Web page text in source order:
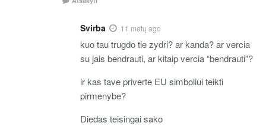
Svirba 11 metų ago
kuo tau trugdo tie zydri? ar kanda? ar vercia
su jais bendrauti, ar kitaip vercia “bendrauti”?
ir kas tave priverte EU simboliui teikti
pirmenybe?
Diedas teisingai sako